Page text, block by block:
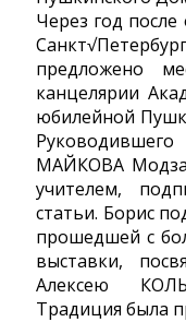
Через год
предложено
канцелярии
юбилейной
МАЙКОВА
учителем,
статьи. Борис
прошедшей с
выставки,
Алексею
Традиция была